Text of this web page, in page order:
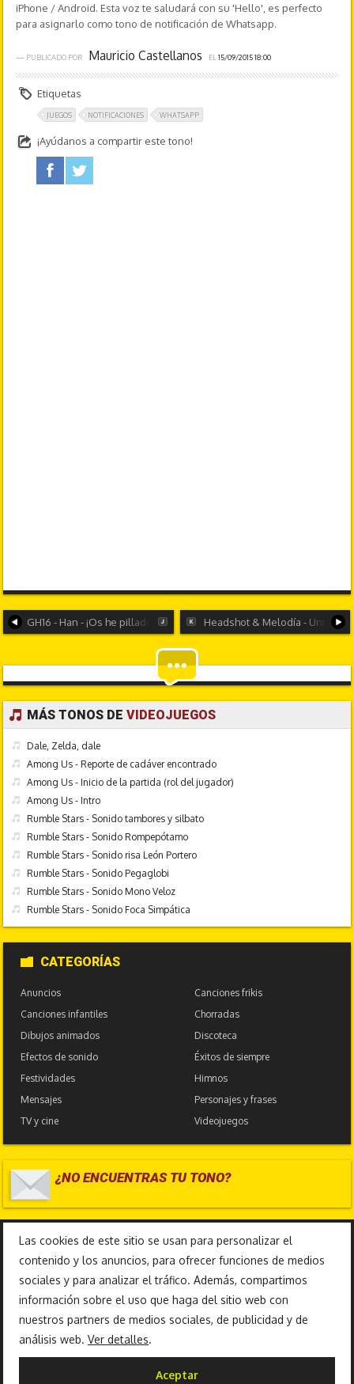
iPhone / Android. Esta voz te saludará con su 'Hello', es perfecto
para asignarlo como tono de notificación de Whatsapp.
— PUBLICADO POR Mauricio Castellanos EL15/09/2015 18:00
Etiquetas
JUEGOS NOTIFICACIONES WHATSAPP
¡Ayúdanos a compartir este tono!
GH16 - Han - ¡Os he pillado! Headshot & Melodía - Unreal
MÁS TONOS DEVIDEOJUEGOS
Dale, Zelda, dale
Among Us - Reporte de cadáver encontrado
Among Us - Inicio de la partida (rol del jugador)
Among Us - Intro
Rumble Stars - Sonido tambores y silbato
Rumble Stars - Sonido Rompepótamo
Rumble Stars - Sonido risa León Portero
Rumble Stars - Sonido Pegaglobi
Rumble Stars - Sonido Mono Veloz
Rumble Stars - Sonido Foca Simpática
CATEGORÍAS
Anuncios
Canciones frikis
Canciones infantiles
Chorradas
Dibujos animados
Discoteca
Efectos de sonido
Éxitos de siempre
Festividades
Himnos
Mensajes
Personajes y frases
TV y cine
Videojuegos
¿NO ENCUENTRAS TU TONO?
Copyright 2010-2026 © TonosFrikis |
Aviso legal y Política de privacidad
Las cookies de este sitio se usan para personalizar el
contenido y los anuncios, para ofrecer funciones de medios
sociales y para analizar el tráfico. Además, compartimos
información sobre el uso que haga del sitio web con
nuestros partners de medios sociales, de publicidad y de
análisis web. Ver detalles.
Aceptar